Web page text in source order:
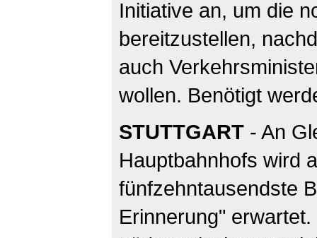
Initiative an, um die
bereitzustellen,
auch
wollen. Benötigt
STUTTGART - An
Hauptbahnhofs wird
fünfzehntausendste
Erinnerung"